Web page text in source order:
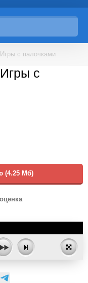
Игры с палочками
с
(4.25 Мб)